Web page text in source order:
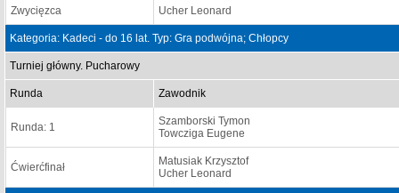
Zwycięzca Ucher Leonard
Kategoria: Kadeci - do 16 lat. Typ: Gra podwójna; Chłopcy
Turniej główny. Pucharowy
Runda Zawodnik
Runda: 1
Szamborski Tymon
Towcziga Eugene
Ćwierćfinał
Matusiak Krzysztof
Ucher Leonard